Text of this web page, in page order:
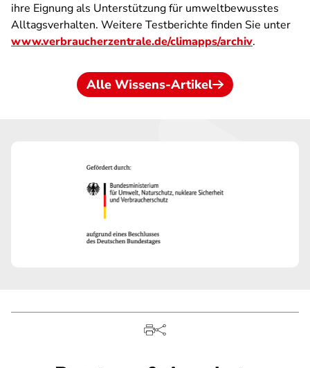
ihre Eignung als Unterstützung für umweltbewusstes
Alltagsverhalten. Weitere Testberichte finden Sie unter
www.verbraucherzentrale.de/climapps/archiv.
Alle Wissens-Artikel